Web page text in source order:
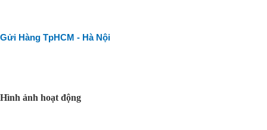
Gửi Hàng TpHCM - Hà Nội
Hình ảnh hoạt động